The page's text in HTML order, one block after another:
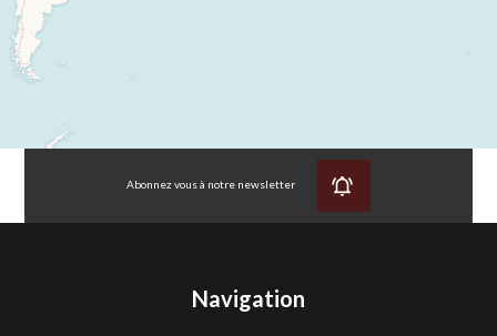
Abonnez vous à notre newsletter
Navigation